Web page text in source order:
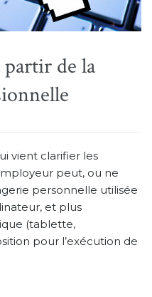
de la
vient clarifier les
peut, ou ne
personnelle utilisée
et plus
(tablette,
pour l’exécution de